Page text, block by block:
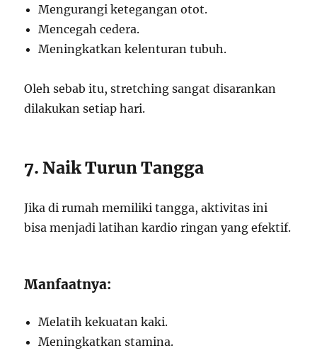
Mengurangi ketegangan otot.
Mencegah cedera.
Meningkatkan kelenturan tubuh.
Oleh sebab itu, stretching sangat disarankan
dilakukan setiap hari.
7. Naik Turun Tangga
Jika di rumah memiliki tangga, aktivitas ini
bisa menjadi latihan kardio ringan yang efektif.
Manfaatnya:
Melatih kekuatan kaki.
Meningkatkan stamina.